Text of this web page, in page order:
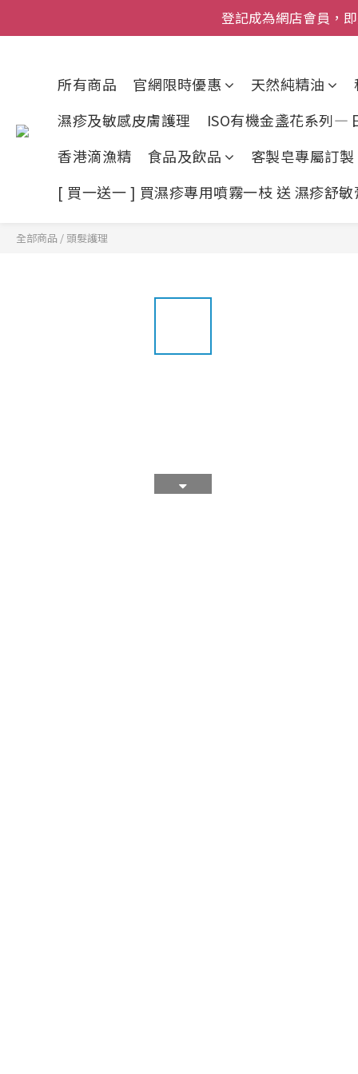
登記成為網店會員，
網店會員一
今期優
登記成為網店會員，
所有商品 官網限時優惠 天然純精油
濕疹及敏感皮膚護理
ISO有機金盞花系列—
香港滴漁精
食品及飲品
客製皂專屬訂製
[ 買一送一 ] 買濕疹專用噴霧一枝 送 濕疹舒
全部商品 / 頭髮護理